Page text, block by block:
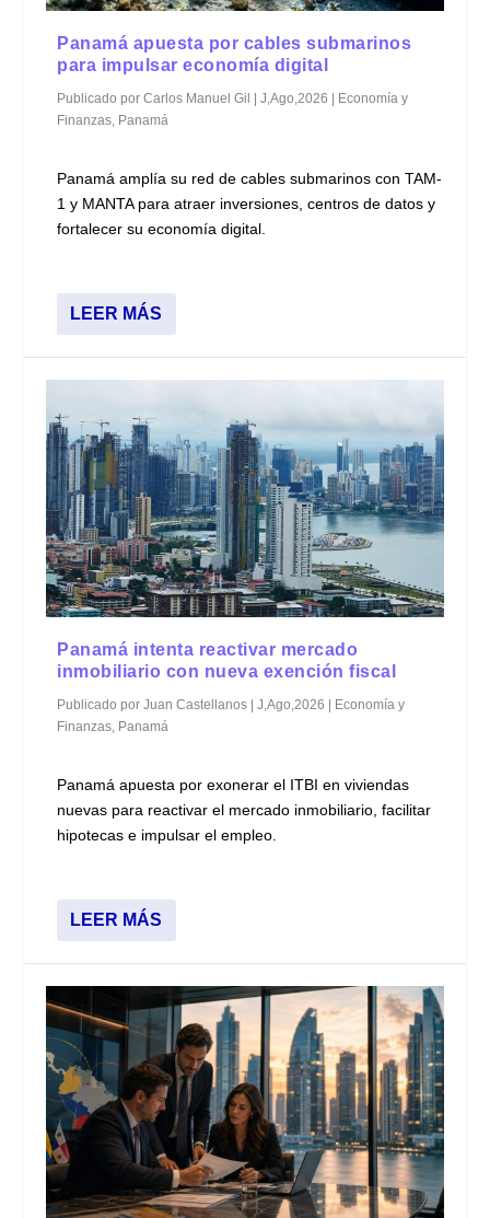
Panamá apuesta por cables submarinos
para impulsar economía digital
Publicado porCarlos Manuel Gil |J,Ago,2026 | Economía y
Finanzas Panamá
Panamá amplía su red de cables submarinos con TAM-
1 y MANTA para atraer inversiones, centros de datos y
fortalecer su economía digital.
LEER MÁS
Panamá intenta reactivar mercado
inmobiliario con nueva exención fiscal
Publicado porJuan Castellanos |J,Ago,2026
Economía y
Finanzas, Panamá
Panamá apuesta por exonerar el ITBI en viviendas
nuevas para reactivar el mercado inmobiliario, facilitar
hipotecas e impulsar el empleo.
LEER MÁS